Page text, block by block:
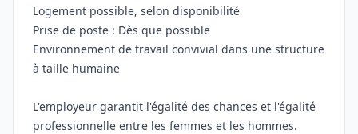
Logement possible, selon disponibilité
Prise de poste : Dès que possible
Environnement de travail convivial dans une structure
à taille humaine
L'employeur garantit l'égalité des chances et l'égalité
professionnelle entre les femmes et les hommes.